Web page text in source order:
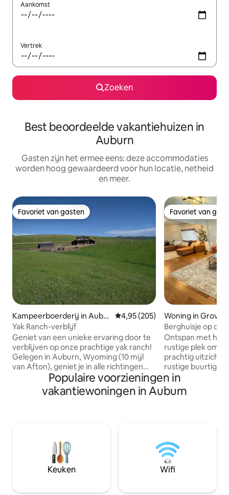
Aankomst
Vertrek
Zoeken
Best beoordeelde vakantiehuizen in
Auburn
Gasten zijn het ermee eens: deze accommodaties
worden hoog gewaardeerd voor hun locatie, netheid
en meer.
Favoriet van gasten
Favoriet van gasten
Kampeerboerderij in Aubur
n
Gemiddelde beoordeling van
4,95 (205)
Yak Ranch-verblijf
Geniet van een unieke ervaring door te
verblijven op onze prachtige yak ranch!
Gelegen in Auburn, Wyoming (10 mijl
van Afton), geniet je in alle richtingen
van een prachtig uitzicht op Star Valley.
Je hebt het hele gebouw voor jezelf met
voldoende parkeergelegenheid en
gemeenschappelijke ruimtes
(dakkapellen van de ruimte). Geniet van
een avondje op het dek om naar de
paarden en yaks te kijken en de
Favoriet van
Favoriet van
Woning in Grover
Berghuisje op de
Ontspan met het
rustige plek om te
prachtig uitzicht
rustige buurtige
plek om te
komen. Deze
slaapkamer en
Bridger Teton
slechts een paar
perfecte plek om
kamperen en
Populaire voorzieningen in
vakantiewoningen in Auburn
Keuken Wifi